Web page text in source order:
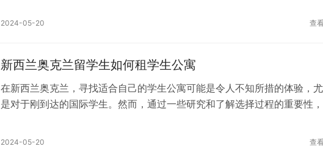
置。一些流行的房地产网站包括Zil
下是在凯恩斯找到完美住宿的方法： 了解租房市场 在开始寻找租房之前，
Zillow或Realestate.com.au，是寻找租房的一种流行方式。这些网站提供
的房源列表，包括凯恩斯。利用关键词“凯恩斯留学生租房”和“短期租房”来
合适的选项。 当地房东 联系当地房东可以是一种寻找租房的好方法。他们
知道有可供租赁的房源，甚至提供更好的租金和条件。通过在网上搜索或
2024-05-20 查
新西兰奥克兰留学生如何租学生公寓
在新西兰奥克兰，寻找适合自己的学生公寓可能是令人不知所措的体验，
是对于刚到达的国际学生。然而，通过一些研究和了解选择过程的重要性
如何租学生公寓的全面指南。 在寻找学生公寓时，考虑以下关键因素 位置
2024-05-20 查